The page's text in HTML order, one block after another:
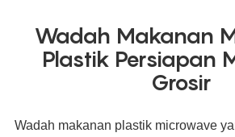
Wadah Makanan
Plastik Persiapan
Grosir
Wadah makanan plastik microwave